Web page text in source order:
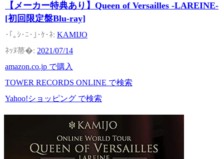
【メーカー特典あり】Queen of Versailles -LAREINE-
[初回限定盤Blu-ray]
KAMIJO
2021/07/14
amazon.co.jp で購入
TOWER RECORDS ONLINE で検索
Yahoo!ショッピング で検索